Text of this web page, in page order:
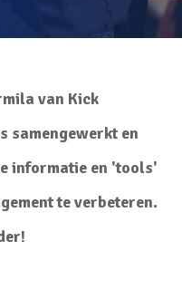
van Kick
samengewerkt en
informatie en 'tools'
te verbeteren.